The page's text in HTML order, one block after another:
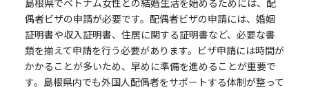
島根県でベトナム女性との結婚生活を始めるためには、配
偶者ビザの申請が必要です。配偶者ビザの申請には、婚姻
証明書や収入証明書、住居に関する証明書など、必要な書
類を揃えて申請を行う必要があります。ビザ申請には時間が
かかることが多いため、早めに準備を進めることが重要で
す。島根県内でも外国人配偶者をサポートする体制が整って